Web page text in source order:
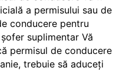
a permisului sau de
conducere pentru
suplimentar Vă
permisul de conducere
trebuie să aduceți